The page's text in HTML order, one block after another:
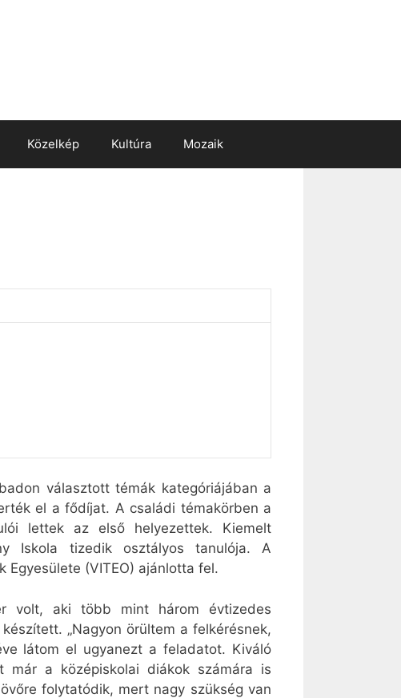
Közelkép Kultúra Mozaik
választott témák kategóriájában a
el a fődíjat. A családi témakörben a
lettek az első helyezettek. Kiemelt
Iskola tizedik osztályos tanulója. A
(VITEO) ajánlotta fel.
volt, aki több mint három évtizedes
„Nagyon örültem a felkérésnek,
látom el ugyanezt a feladatot. Kiváló
már a középiskolai diákok számára is
folytatódik, mert nagy szükség van